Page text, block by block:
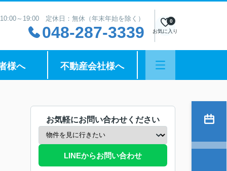
～19:00 定休日：無休（年末年始を除く）
048-287-3339 お気に入り
0
様へ 不動産会社様へ
お気軽にお問い合わせください
LINEからお問い合わせ